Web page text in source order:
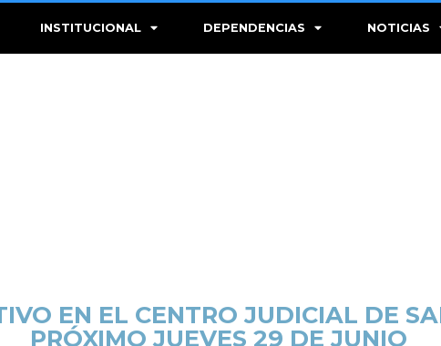
INSTITUCIONAL DEPENDENCIAS NOTICIAS
EN EL CENTRO JUDICIAL DE
PRÓXIMO JUEVES 29 DE JUNIO